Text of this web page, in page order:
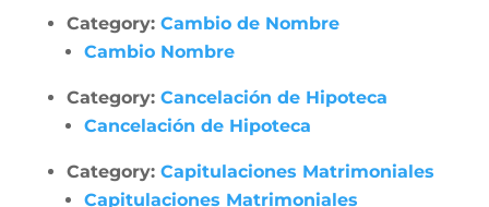
Category: Cambio de Nombre
Cambio Nombre
Category: Cancelación de Hipoteca
Cancelación de Hipoteca
Category: Capitulaciones Matrimoniales
Capitulaciones Matrimoniales